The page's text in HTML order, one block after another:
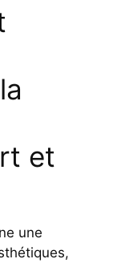
et
une